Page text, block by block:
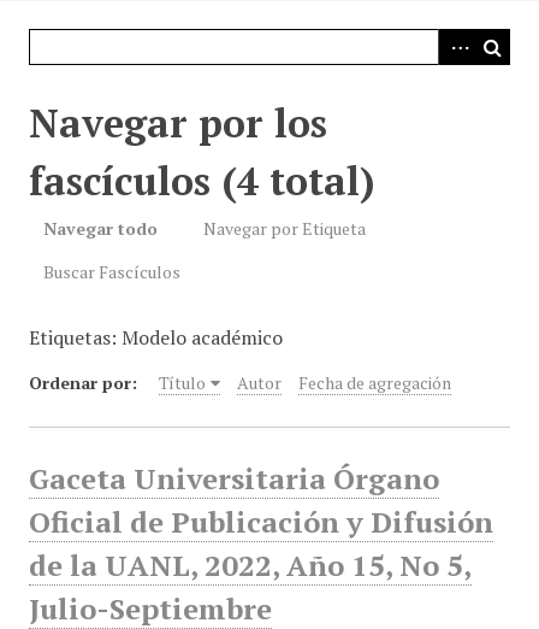
Navegar por los
fascículos (4 total)
Navegar todo
Navegar por Etiqueta
Buscar Fascículos
Etiquetas: Modelo académico
Ordenar por: Título Autor Fecha de agregación
Gaceta Universitaria Órgano
Oficial de Publicación y Difusión
de la UANL, 2022, Año 15, No 5,
Julio-Septiembre